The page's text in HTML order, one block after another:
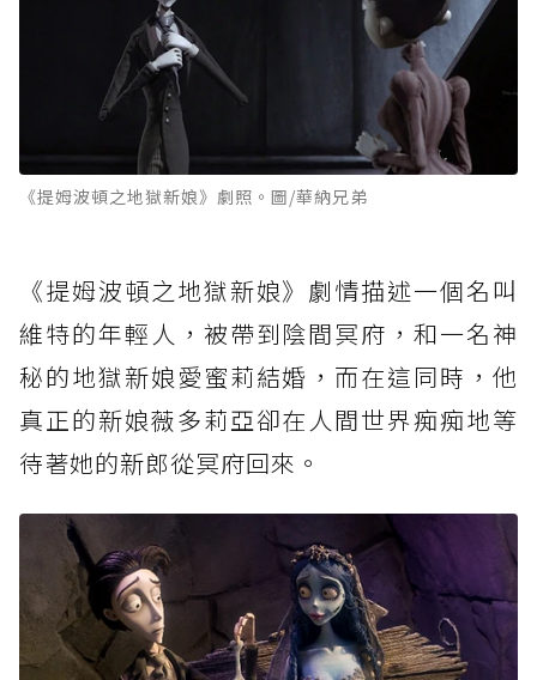
《提姆波頓之地獄新娘》劇照。圖/華納兄弟
《提姆波頓之地獄新娘》劇情描述一個名叫
維特的年輕人，被帶到陰間冥府，和一名神
秘的地獄新娘愛蜜莉結婚，而在這同時，他
真正的新娘薇多莉亞卻在人間世界痴痴地等
待著她的新郎從冥府回來。